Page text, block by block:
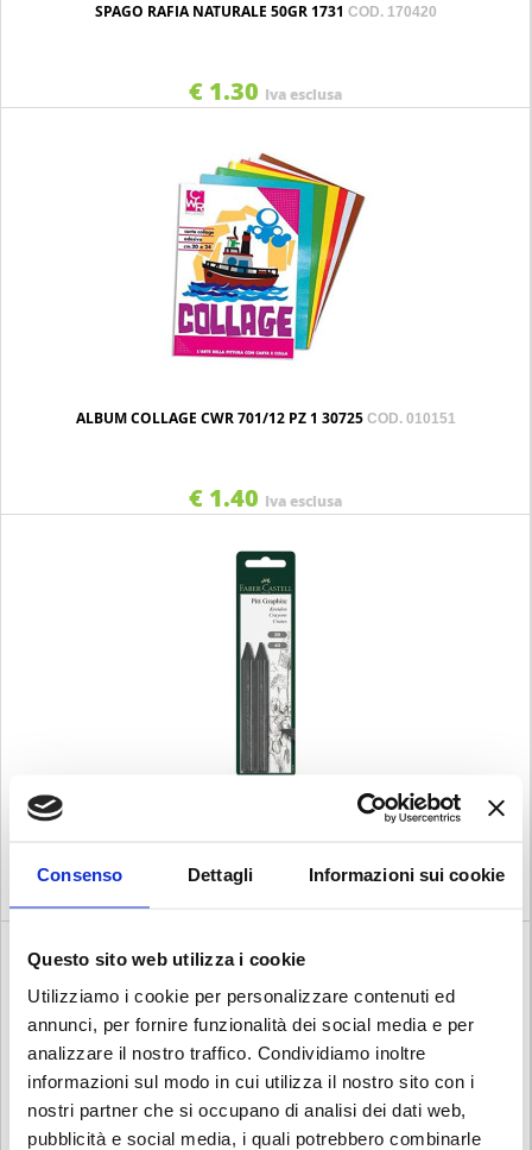
Consenso Dettagli Informazioni sui cookie
Questo sito web utilizza i cookie
Utilizziamo i cookie per personalizzare contenuti ed
annunci, per fornire funzionalità dei social media e per
analizzare il nostro traffico. Condividiamo inoltre
informazioni sul modo in cui utilizza il nostro sito con i
nostri partner che si occupano di analisi dei dati web,
pubblicità e social media, i quali potrebbero combinarle
SPAGO RAFIA NATURALE 50GR 1731 COD. 170420
€ 1.30 Iva esclusa
ALBUM COLLAGE CWR 701/12 PZ 1 30725 COD. 010151
€ 1.40 Iva esclusa
COD. 070020